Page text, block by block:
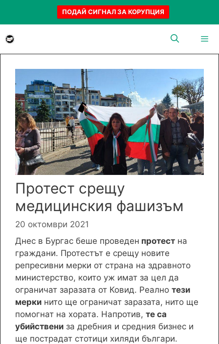
ПОДАЙ СИГНАЛ ЗА КОРУПЦИЯ
съдържанието
Menu
Протест срещу
медицинския фашизъм
20 октомври 2021
Днес в Бургас беше проведен протест на
граждани. Протестът е срещу новите
репресивни мерки от страна на здравното
министерство, които уж имат за цел да
ограничат заразата от Ковид. Реално тези
мерки нито ще ограничат заразата, нито ще
помогнат на хората. Напротив, те са
убийствени за дребния и средния бизнес и
ще пострадат стотици хиляди българи.